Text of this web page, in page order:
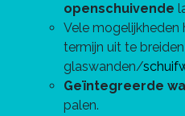
openschuivende
Vele
termijn uit te
glaswanden/
Geïntegreerde
palen.